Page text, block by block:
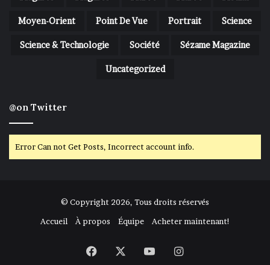
Moyen-Orient Point De Vue Portrait Science
Science & Technologie Société Sézame Magazine
Uncategorized
@on Twitter
Error Can not Get Posts, Incorrect account info.
© Copyright 2026, Tous droits réservés
Accueil
À propos Équipe Acheter maintenant!
Facebook YouTubeInstagram